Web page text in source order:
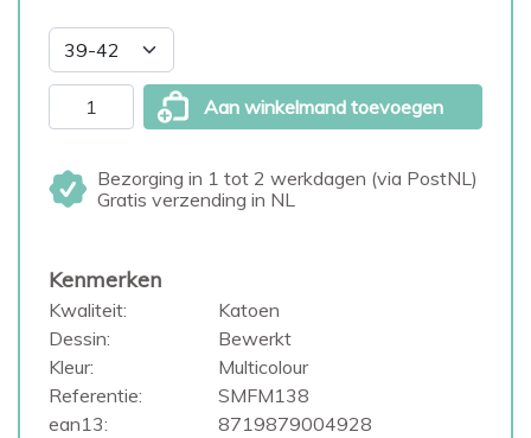
Aan winkelmand toevoegen
Bezorging in 1 tot 2 werkdagen (via PostNL)
Gratis verzending in NL
Kenmerken
Kwaliteit:
Katoen
Dessin:
Bewerkt
Kleur:
Multicolour
Referentie:
SMFM138
ean13:
8719879004928